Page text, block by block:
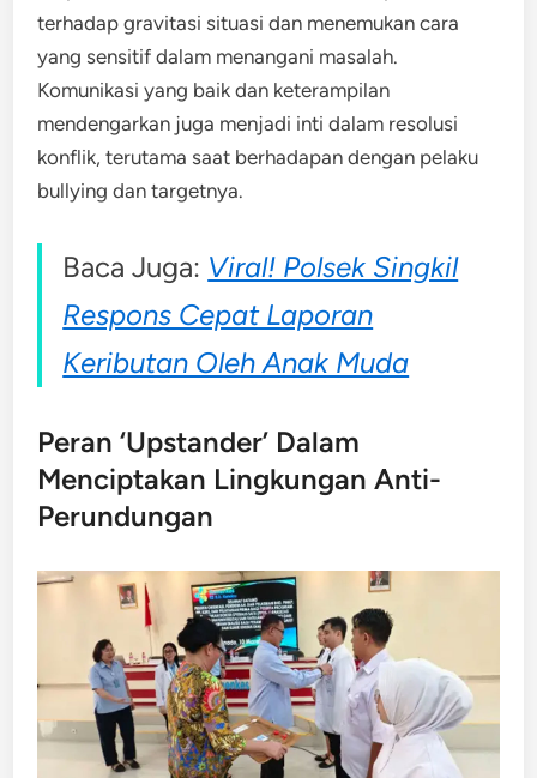
terhadap gravitasi situasi dan menemukan cara
yang sensitif dalam menangani masalah.
Komunikasi yang baik dan keterampilan
mendengarkan juga menjadi inti dalam resolusi
konflik, terutama saat berhadapan dengan pelaku
bullying dan targetnya.
Baca Juga: Viral! Polsek Singkil
Respons Cepat Laporan
Keributan Oleh Anak Muda
Peran ‘Upstander’ Dalam
Menciptakan Lingkungan Anti-
Perundungan